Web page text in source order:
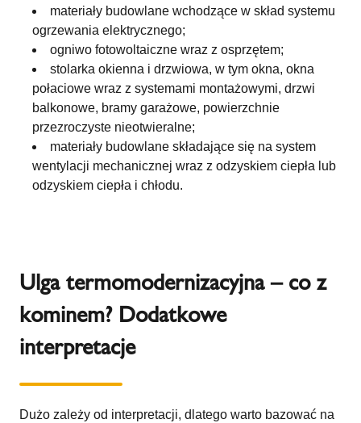
materiały budowlane wchodzące w skład systemu
ogrzewania elektrycznego;
ogniwo fotowoltaiczne wraz z osprzętem;
stolarka okienna i drzwiowa, w tym okna, okna
połaciowe wraz z systemami montażowymi, drzwi
balkonowe, bramy garażowe, powierzchnie
przezroczyste nieotwieralne;
materiały budowlane składające się na system
wentylacji mechanicznej wraz z odzyskiem ciepła lub
odzyskiem ciepła i chłodu.
Ulga termomodernizacyjna – co z
kominem? Dodatkowe
interpretacje
Dużo zależy od interpretacji, dlatego warto bazować na